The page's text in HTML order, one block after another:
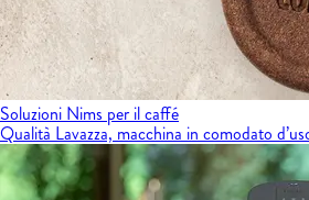
Soluzioni Nims per il caffé
Qualità Lavazza, macchina in comodato